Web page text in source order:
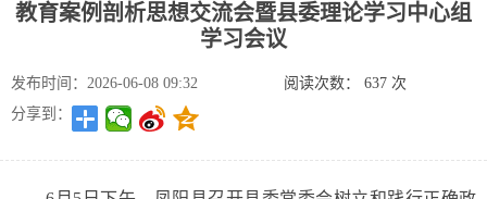
教育案例剖析思想交流会暨县委理论学习中心组
学习会议
发布时间：2026-06-08 09:32 阅读次数： 637 次
分享到：